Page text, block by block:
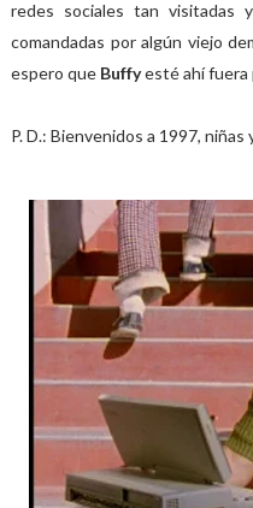
redes sociales tan
comandadas por algún viejo
espero que Buffyesté ahí fuera
P. D.: Bienvenidos a 1997, niñas